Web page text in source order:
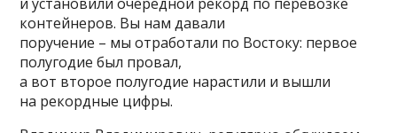
контейнеров. Вы нам давали
поручение – мы отработали по Востоку: первое
полугодие был провал,
а вот второе полугодие нарастили и вышли
на рекордные цифры.